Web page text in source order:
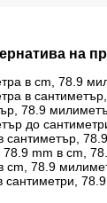
на
в cm, 78.9
в
78.9
до
сантиметър,
78.9 mm в cm,
cm, 78.9
сантиметри,